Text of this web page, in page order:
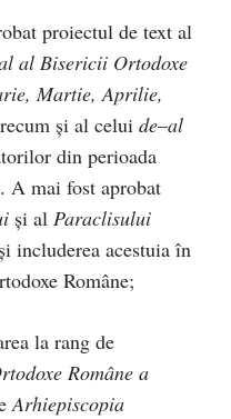
proiectul de text al
al Bisericii Ortodoxe
Martie, Aprilie,
și al celui de–al
din perioada
A mai fost aprobat
și al Paraclisului
includerea acestuia în
Române;
la rang de
Române a
Arhiepiscopia